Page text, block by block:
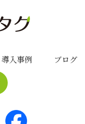
導入事例 ブログ